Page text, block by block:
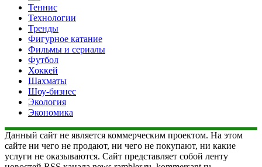
Теннис
Технологии
Тренды
Фигурное катание
Фильмы и сериалы
Футбол
Хоккей
Шахматы
Шоу-бизнес
Экология
Экономика
Данный сайт не является коммерческим проектом. На этом
сайте ни чего не продают, ни чего не покупают, ни какие
услуги не оказываются. Сайт представляет собой ленту